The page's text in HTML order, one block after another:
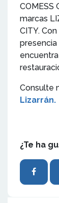
COMESS
marcas
CITY.
presencia
Consulte
Lizarrán.
¿Te ha